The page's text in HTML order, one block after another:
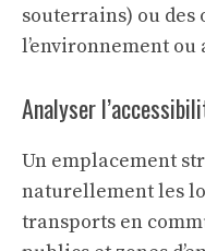
souterrains) ou
l’environnement
Analyser
Un emplacement
naturellement les
transports en